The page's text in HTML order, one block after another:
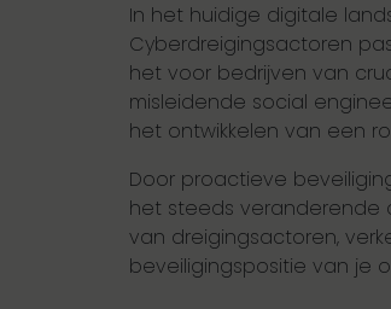
In het huidige digitale
Cyberdreigingsactoren
het voor bedrijven van
misleidende social
het ontwikkelen van een
Door proactieve
het steeds veranderende
van dreigingsactoren,
beveiligingspositie van je